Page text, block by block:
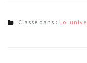
Classé dans : Loi